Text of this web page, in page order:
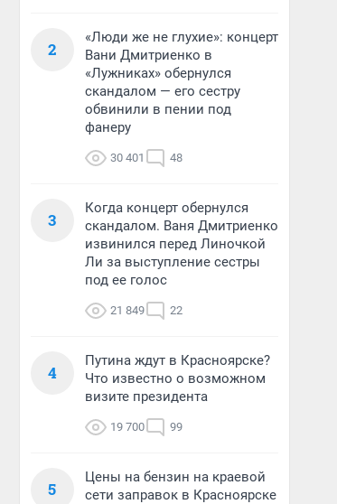
2
«Люди же не глухие»: концерт
Вани Дмитриенко в
«Лужниках» обернулся
скандалом — его сестру
обвинили в пении под
фанеру
30 401 48
3
Когда концерт обернулся
скандалом. Ваня Дмитриенко
извинился перед Линочкой
Ли за выступление сестры
под ее голос
21 849 22
4
Путина ждут в Красноярске?
Что известно о возможном
визите президента
19 700 99
5
Цены на бензин на краевой
сети заправок в Красноярске